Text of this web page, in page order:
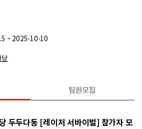
~ 2025-10-10
당
팀원모집
두두다동 [레이저 서바이벌] 참가자 모